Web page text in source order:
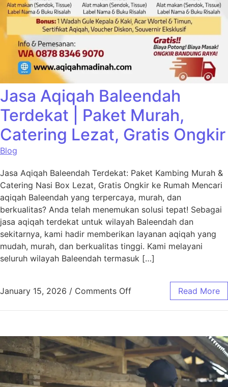
Jasa Aqiqah Baleendah
Terdekat | Paket Murah,
Catering Lezat, Gratis Ongkir
Blog
Jasa Aqiqah Baleendah Terdekat: Paket Kambing Murah &
Catering Nasi Box Lezat, Gratis Ongkir ke Rumah Mencari
aqiqah Baleendah yang terpercaya, murah, dan
berkualitas? Anda telah menemukan solusi tepat! Sebagai
jasa aqiqah terdekat untuk wilayah Baleendah dan
sekitarnya, kami hadir memberikan layanan aqiqah yang
mudah, murah, dan berkualitas tinggi. Kami melayani
seluruh wilayah Baleendah termasuk […]
January 15, 2026 / Comments Off Read More